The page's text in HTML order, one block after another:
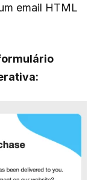
email HTML